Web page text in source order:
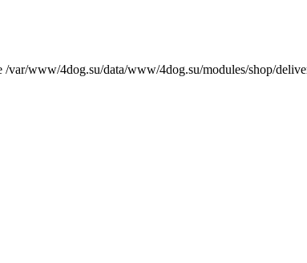
var/www/4dog.su/data/www/4dog.su/modules/shop/